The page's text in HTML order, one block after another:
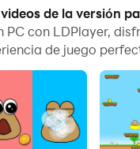
y juega Pou en tu
para cuidar de tu
mira cómo crece!
tu casa y tu jardín!
de la versión
PC con LDPlayer,
de juego